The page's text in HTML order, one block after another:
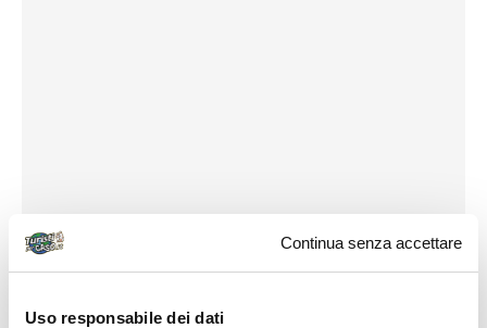
Continua senza accettare
Uso responsabile dei dati